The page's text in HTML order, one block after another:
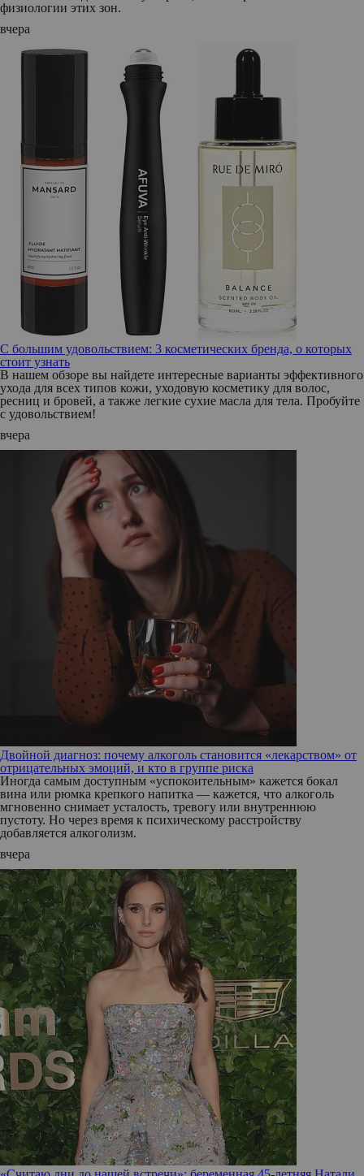
физиологии этих зон.
вчера
С большим удовольствием: 3 косметических бренда, о которых
стоит узнать
В нашем обзоре вы найдете интересные варианты эффективного
ухода для всех типов кожи, уходовую косметику для волос,
ресниц и бровей, а также легкие сухие масла для тела. Пробуйте
с удовольствием!
вчера
Двойной диагноз: почему алкоголь становится «лекарством» от
отрицательных эмоций, и кто в группе риска
Иногда самым доступным «успокоительным» кажется бокал
вина или рюмка крепкого напитка — кажется, что алкоголь
мгновенно снимает усталость, тревогу или внутреннюю
пустоту. Но через время к психическому расстройству
добавляется алкоголизм.
вчера